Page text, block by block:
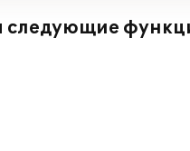
следующие